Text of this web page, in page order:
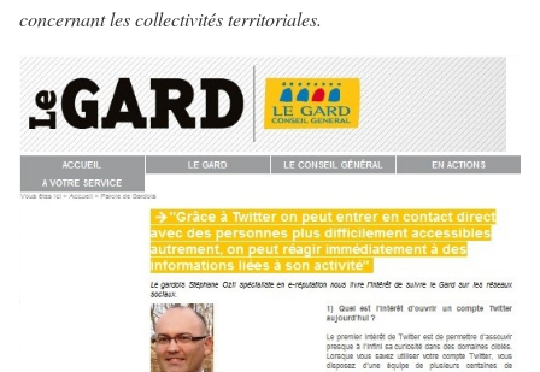
concernant les collectivités territoriales.